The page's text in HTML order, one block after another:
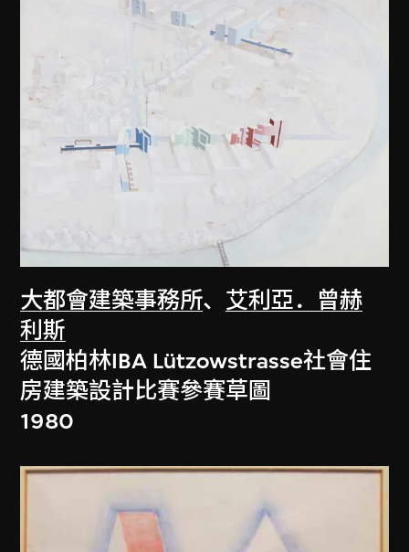
大都會建築事務所、 艾利亞．曾赫
利斯
德國柏林IBA Lützowstrasse社會住
房建築設計比賽參賽草圖
1980